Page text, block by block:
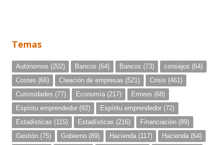
Temas
Autónomos (202) Bancos (64) Bancos (73) consejos (64)
Costes (66) Creación de empresas (521) Crisis (461)
Curiosidades (77) Economía (217) Errores (68)
Espíritu emprendedor (92) Espíritu emprendedor (72)
Estadísticas (115) Estadísticas (216) Financiación (89)
Gestión (75) Gobierno (89) Hacienda (117) Hacienda (64)